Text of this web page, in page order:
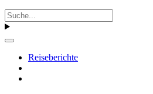
Reiseberichte